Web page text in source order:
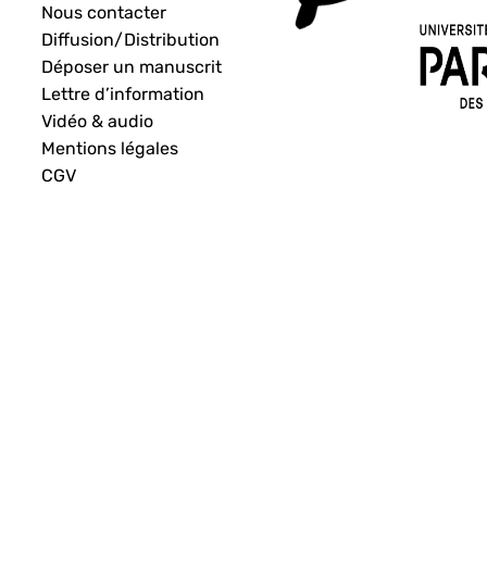
Nous contacter
Diffusion/Distribution
Déposer un manuscrit
Lettre d’information
Vidéo & audio
Mentions légales
CGV